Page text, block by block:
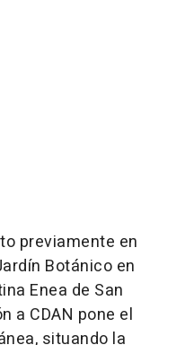
previamente en
Botánico en
Enea de San
a CDAN pone el
situando la